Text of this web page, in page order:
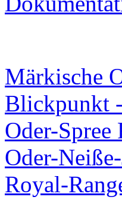
Märkische
Blickpunkt
Oder-Spree
Oder-
Royal-